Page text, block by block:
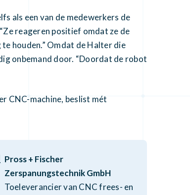
als een van de medewerkers de
reageren positief omdat ze de
houden.” Omdat de Halter die
onbemand door. “Doordat de robot
CNC-machine, beslist mét
Pross + Fischer
Zerspanungstechnik GmbH
Toeleverancier van CNC frees- en